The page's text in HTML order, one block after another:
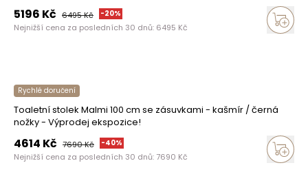
5196 Kč 6495Kč -20%
Nejnižší cena za posledních 30 dnů: 6495 Kč
Rychlé doručení
Toaletní stolek Malmi 100 cm se zásuvkami - kašmír / černá
nožky - Výprodej ekspozice!
4614 Kč 7690Kč -40%
Nejnižší cena za posledních 30 dnů: 7690 Kč